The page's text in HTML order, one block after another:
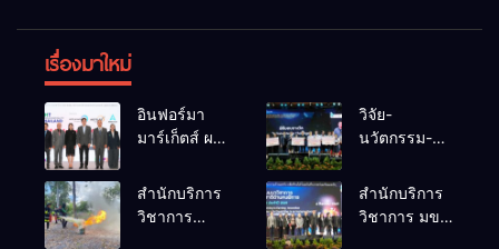
เรื่องมาใหม่
อินฟอร์มา
มาร์เก็ตส์ ผนึก
ธุรกิจท่อง
เที่ยว-บริการ
วิจัย-
นวัตกรรม-
คือโอกาสใหม่
ของคนพิการ
สำนักบริการ
วิชาการ
สำนักบริการ
วิชาการ มข.